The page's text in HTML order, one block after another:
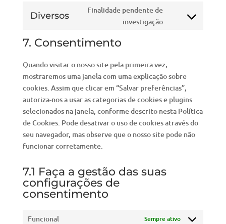
service
Diversos
Finalidade pendente de
investigação
Consent
7. Consentimento
Quando visitar o nosso site pela primeira vez,
mostraremos uma janela com uma explicação sobre
cookies. Assim que clicar em “Salvar preferências”,
autoriza-nos a usar as categorias de cookies e plugins
selecionados na janela, conforme descrito nesta Política
de Cookies. Pode desativar o uso de cookies através do
seu navegador, mas observe que o nosso site pode não
funcionar corretamente.
7.1 Faça a gestão das suas
configurações de
consentimento
Funcional Sempre ativo